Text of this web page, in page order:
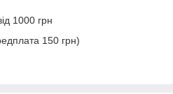
1000 грн
150 грн)